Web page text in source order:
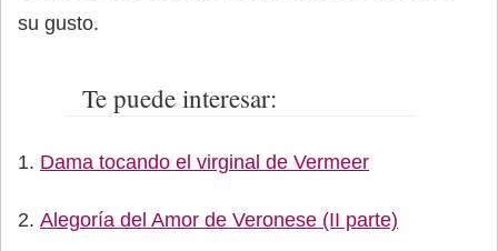
su gusto.
Te puede interesar:
Dama tocando el virginal de Vermeer
Alegoría del Amor de Veronese (II parte)